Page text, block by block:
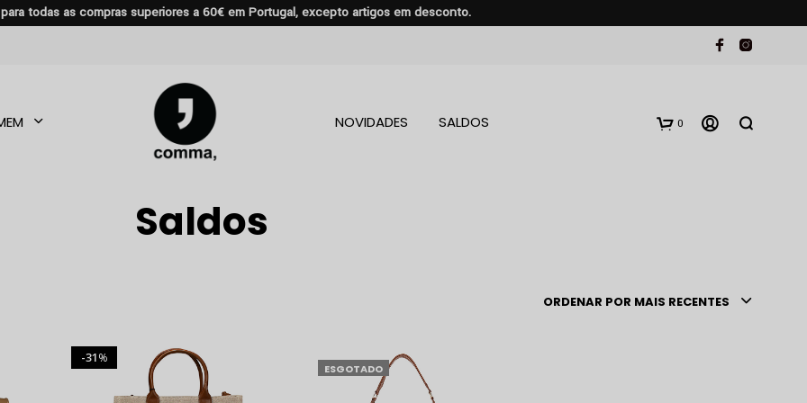
todas as compras superiores a 60€ em Portugal, excepto artigos em desconto.
NOVIDADES SALDOS 0
Saldos
ORDENAR POR MAIS RECENTES
%
31
ESGOTADO